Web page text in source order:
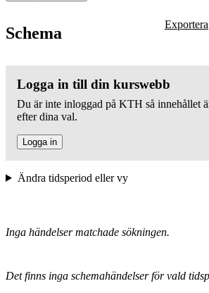
Schema Exportera
Logga in till din kurswebb
Du är inte inloggad på KTH så innehållet
efter dina val.
Logga in
Ändra tidsperiod eller vy
Inga händelser matchade sökningen.
Det finns inga schemahändelser för vald